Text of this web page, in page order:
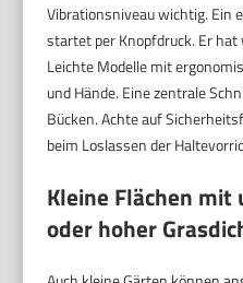
Vibrationsniveau wichtig. Ein
startet per Knopfdruck. Er
Leichte Modelle mit
und Hände. Eine zentrale
Bücken. Achte auf
beim Loslassen der
Kleine Flächen mit
oder hoher